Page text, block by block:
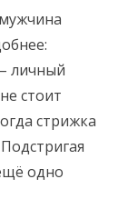
личный
стоит
стрижка
одно